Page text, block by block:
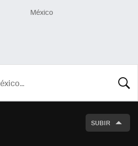
México
SUBIR